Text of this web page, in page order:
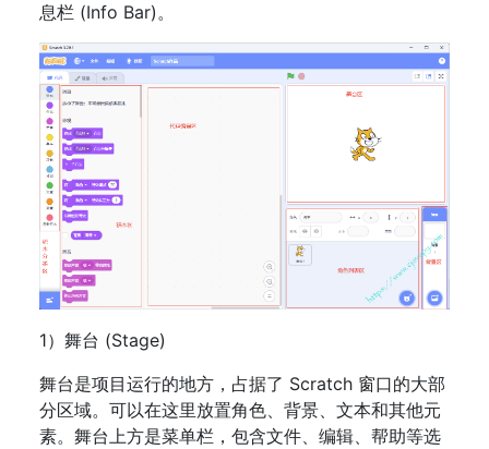
息栏 (Info Bar)。
1）舞台 (Stage)
舞台是项目运行的地方，占据了 Scratch 窗口的大部
分区域。可以在这里放置角色、背景、文本和其他元
素。舞台上方是菜单栏，包含文件、编辑、帮助等选